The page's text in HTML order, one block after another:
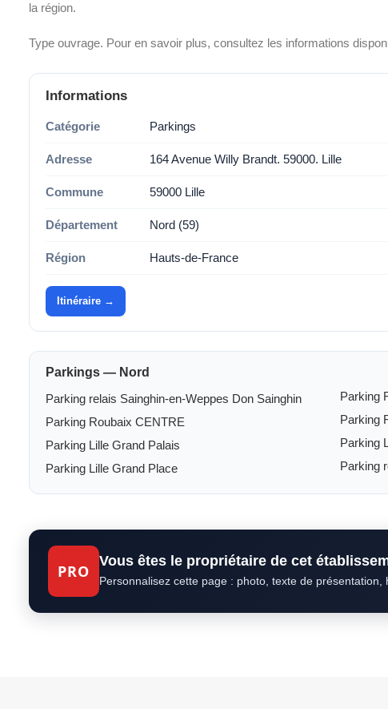
la région.
Type ouvrage. Pour en savoir plus, consultez les informations
Informations
Catégorie Parkings
Adresse 164 Avenue Willy Brandt. 59000. Lille
Commune 59000 Lille
Département Nord (59)
Région Hauts-de-France
Itinéraire →
Parkings — Nord
Parking relais Sainghin-en-Weppes Don Sainghin
Parking Roubaix CENTRE
Parking Lille Grand Palais
Parking Lille Grand Place
Parking
Parking
Parking
Parking
PRO
Vous êtes le propriétaire de cet
Personnalisez cette page : photo, texte de